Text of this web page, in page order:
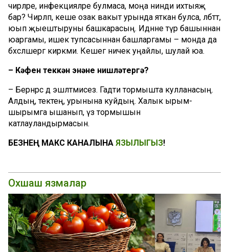
чирләре, инфекцияләре булмаса, моңа нинди ихтыяҗ
бар? Чирләп, кеше озак вакыт урында яткан булса, әлбәттә,
юып җыештыруны башкарасың. Идәнне түр башыннан
юаргамы, ишек тупсасыннан башларгамы – монда да
бәхәсләшергә кирәкми. Кешегә ничек уңайлы, шулай юа.
– Кәфен теккән энәне нишләтергә?
– Бернәрсә дә эшләтмисез. Гадәти тормышта кулланасың.
Алдың, тектең, урынына куйдың. Халык ырым-
шырымга ышанып, үз тормышын
катлауландырмасын.
БЕЗНЕҢ МАКС КАНАЛЫНА ЯЗЫЛЫГЫЗ!
Охшаш язмалар